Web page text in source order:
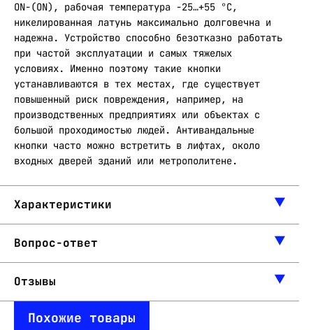
ON-(ON), рабочая температура -25…+55 °C,
никелированная латунь максимально долговечна и
надежна. Устройство способно безотказно работать
при частой эксплуатации и самых тяжелых
условиях. Именно поэтому такие кнопки
устанавливаются в тех местах, где существует
повышенный риск повреждения, например, на
производственных предприятиях или объектах с
большой проходимостью людей. Антивандальные
кнопки часто можно встретить в лифтах, около
входных дверей зданий или метрополитене.
Характеристики
Вопрос-ответ
Отзывы
Похожие товары